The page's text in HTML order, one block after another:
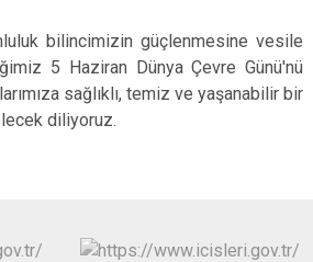
bilincimizin güçlenmesine vesile
5 Haziran Dünya Çevre Günü'nü
sağlıklı, temiz ve yaşanabilir bir
diliyoruz.